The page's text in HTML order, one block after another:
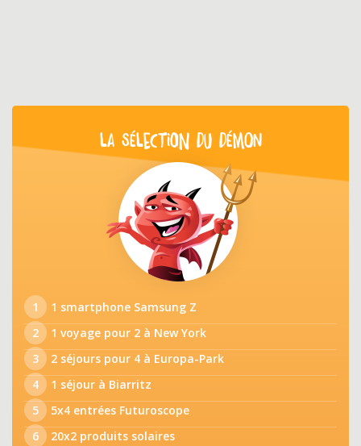
LA SÉLECTION DU DÉMON
1
1 smartphone Samsung Z
2
1 voyage pour 2 à New York
3
2 séjours pour 4 à Europa-Park
4
1 séjour à Biarritz
5
5x4 entrées Futuroscope
6
20x2 produits solaires